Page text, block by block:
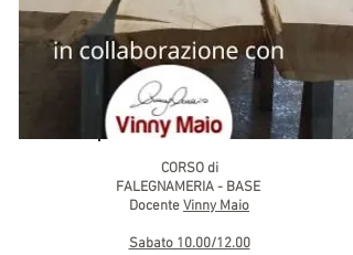
CORSO di
FALEGNAMERIA - BASE
DocenteVinny Maio
Sabato 10.00/12.00